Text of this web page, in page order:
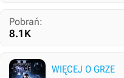
Pobrań:
8.1K
WIĘCEJ O GRZE